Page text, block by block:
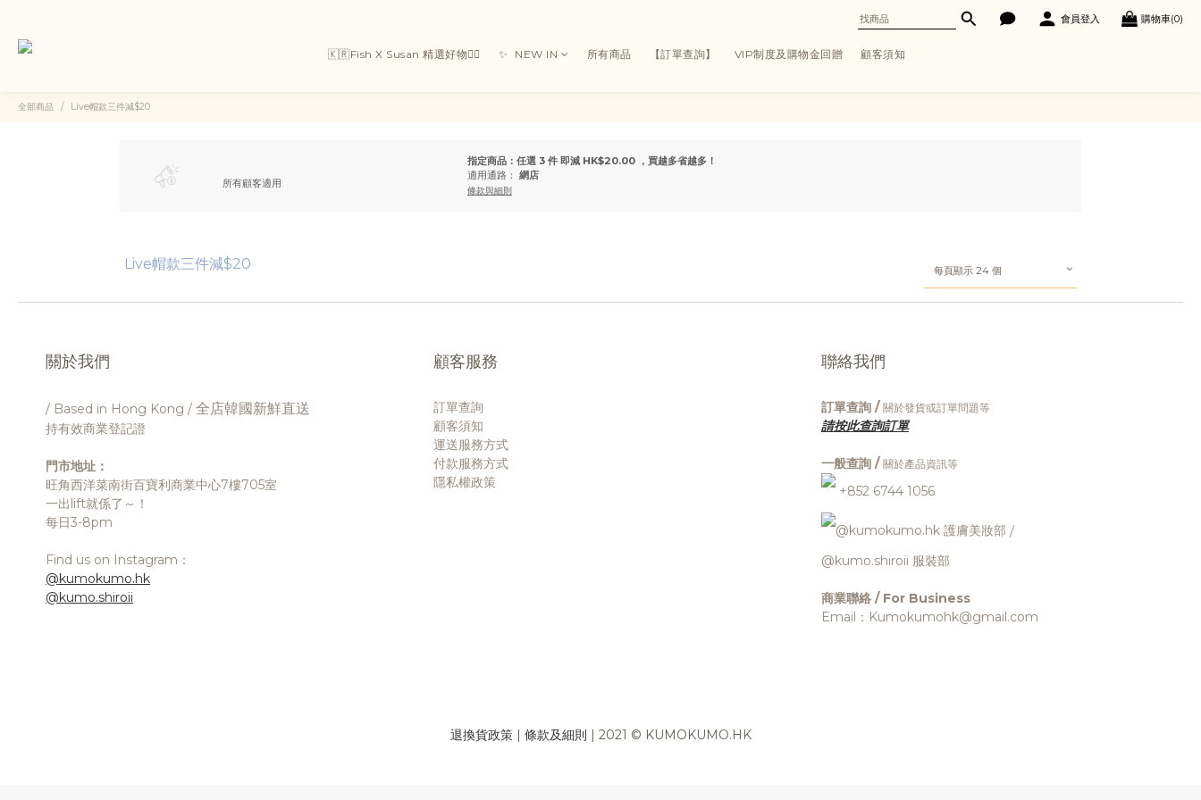
會員登入 購物車(0)
🇰🇷Fish X Susan 精選好物👯‍♀ ✨ ㅤ ㅤNEW IN 所有商品 【訂單查詢】 VIP制度及購物金回贈 顧客須知
全部商品 Live帽款三件減$20
所有顧客適用
指定商品：任選 3 件 即減 HK$20.00 ，買越多省越多！
適用通路： 網店
條款與細則
Live帽款三件減$20 每頁顯示 24 個
關於我們
/ Based in Hong Kong / 全店韓國新鮮直送
持有效商業登記證
門市地址：
旺角西洋菜南街百寶利商業中心7樓705室
一出lift就係了～！
每日3-8pm
Find us on Instagram：
@kumokumo.hk
@kumo.shiroii
顧客服務
訂單查詢
顧客須知
運送服務方式
付款服務方式
隱私權政策
聯絡我們
訂單查詢 / 關於發貨或訂單問題等
請按此查詢訂單
一般查詢 / 關於產品資訊等
+852 6744 1056
@kumokumo.hk 護膚美妝部 /
@kumo.shiroii 服裝部
商業聯絡 / For Business
Email：Kumokumohk@gmail.com
退換貨政策| 條款及細則 | 2021 © KUMOKUMO.HK